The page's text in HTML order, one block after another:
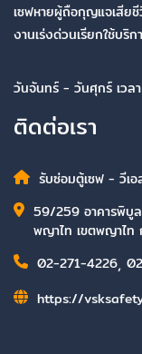
เซฟหายผู้ถือกุญแจเสียชี
งานเร่งด่วนเรียกใช้บริ
วันจันทร์ - วันศุกร์ เว
ติดต่อเรา
รับซ่อมตู้เซฟ - วีเอ
59/259 อาคารพิบู
พญาไท เขตพญาไท
02-271-4226,
https://